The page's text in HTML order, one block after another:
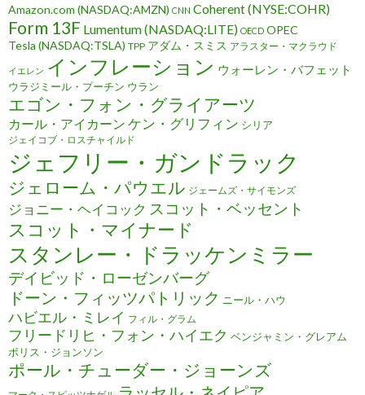
Amazon.com (NASDAQ:AMZN) CNN Coherent (NYSE:COHR)
Form 13F Lumentum (NASDAQ:LITE) OECD OPEC
Tesla (NASDAQ:TSLA) TPP アダム・スミス アラスター・マクラウド
イエレン インフレーション ウォーレン・バフェット
ウラジミール・プーチン ウラン
エゴン・フォン・グライアーツ
カール・アイカーン ケン・グリフィン シリア
ジェイコブ・ロスチャイルド
ジェフリー・ガンドラック
ジェローム・パウエル ジェームズ・サイモンズ
ジョニー・ヘイコック スコット・ベッセント
スコット・マイナード
スタンレー・ドラッケンミラー
デイビッド・ローゼンバーグ
ドーン・フィッツパトリック ニール・ハウ
ハビエル・ミレイ フィル・グラム
フリードリヒ・フォン・ハイエク ベンジャミン・グレアム
ボリス・ジョンソン
ポール・チューダー・ジョーンズ